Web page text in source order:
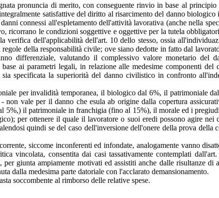
pronuncia di merito, con conseguente rinvio in base al
satisfattive del diritto al risarcimento del danno
connessi all'espletamento dell'attività lavorativa (anche nella
ricorrano le condizioni soggettive e oggettive per la tutela
verifica dell'applicabilità dell'art. 10 dello stesso, ossia
della responsabilità civile; ove siano dedotte in fatto dal
differenziale, valutando il complessivo valore monetario
ai parametri legali, in relazione alle medesime componenti
specificata la superiorità del danno civilistico in confronto
per invalidità temporanea, il biologico dal 6%, il patrimoniale
non vale per il danno che esula ab origine dalla copertura
il patrimoniale in franchigia (fino al 15%), il morale ed i
per ottenere il quale il lavoratore o suoi eredi possono agire
quindi se del caso dell'inversione dell'onere della prova della
siccome inconferenti ed infondate, analogamente vanno
vincolata, consentita dai casi tassativamente contemplati
giunta ampiamente motivati ed assistiti anche dalle risultanze
dalla medesima parte datoriale con l'acclarato demansionamento.
soccombente al rimborso delle relative spese.